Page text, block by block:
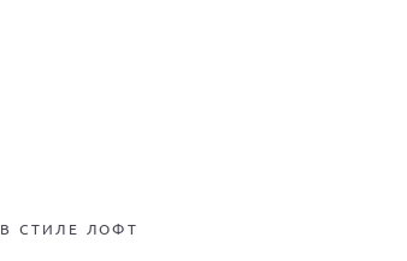
В СТИЛЕ ЛОФТ